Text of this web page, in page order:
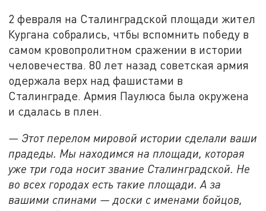
2 февраля на Сталинградской площади жител
Кургана собрались, чтбы вспомнить победу в
самом кровопролитном сражении в истории
человечества. 80 лет назад советская армия
одержала верх над фашистами в
Сталинграде. Армия Паулюса была окружена
и сдалась в плен.
— Этот перелом мировой истории сделали ваши
прадеды. Мы находимся на площади, которая
уже три года носит звание Сталинградской. Не
во всех городах есть такие площади. А за
вашими спинами — доски с именами бойцов,